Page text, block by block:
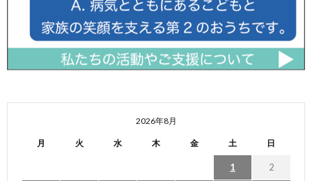
2026年8月
月 火 水 木 金 土 日
1 2